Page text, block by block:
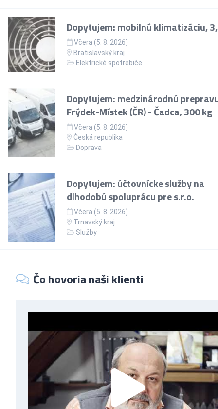
Dopytujem: mobilnú klimatizáciu,
Včera (5. 8. 2026)
Bratislavský kraj
Elektrické spotrebiče
Dopytujem: medzinárodnú
Frýdek-Místek (ČR) - Čadca, 300 kg
Včera (5. 8. 2026)
Česká republika
Doprava
Dopytujem: účtovnícke služby na
dlhodobú spoluprácu pre s.r.o.
Včera (5. 8. 2026)
Trnavský kraj
Služby
Čo hovoria naši klienti